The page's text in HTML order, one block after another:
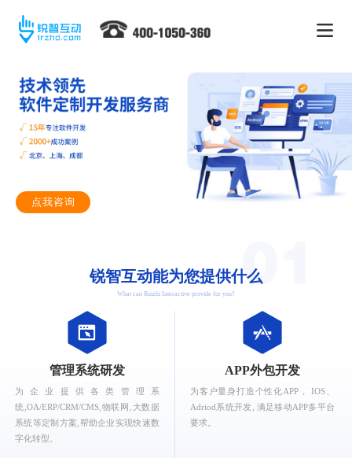
点我咨询
锐智互动能为您提供什么
What can Ruizhi Interactive provide for you?
管理系统研发
为企业提供各类管理系
统,OA/ERP/CRM/CMS,物联网,大数据
系统等定制方案,帮助企业实现快速数
字化转型。
APP外包开发
为客户量身打造个性化APP， IOS、
Adriod系统开发, 满足移动APP多平台
要求。